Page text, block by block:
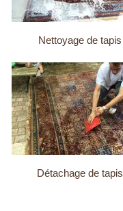
Nettoyage de tapis
Détachage de tapis